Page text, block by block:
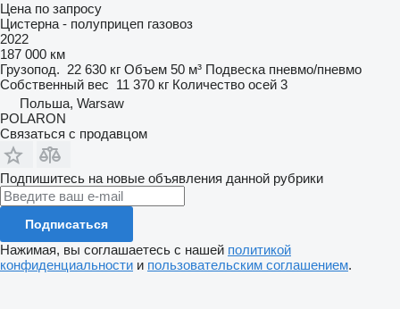
Цена по запросу
Цистерна - полуприцеп газовоз
2022
187 000 км
Грузопод. 22 630 кг Объем 50 м³ Подвеска пневмо/пневмо
Собственный вес 11 370 кг Количество осей 3
Польша, Warsaw
POLARON
Связаться с продавцом
Подпишитесь на новые объявления данной рубрики
Подписаться
Нажимая, вы соглашаетесь с нашей политикой
конфиденциальности и пользовательским соглашением.